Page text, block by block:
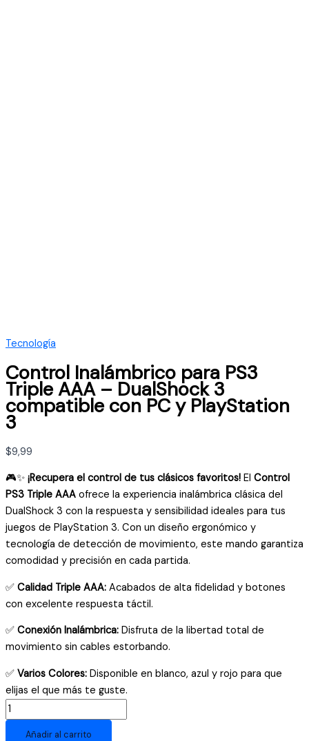
Tecnología
Control Inalámbrico para PS3
Triple AAA – DualShock 3
compatible con PC y PlayStation
3
$9,99
🎮✨ ¡Recupera el control de tus clásicos favoritos! El Control
PS3 Triple AAA ofrece la experiencia inalámbrica clásica del
DualShock 3 con la respuesta y sensibilidad ideales para tus
juegos de PlayStation 3. Con un diseño ergonómico y
tecnología de detección de movimiento, este mando garantiza
comodidad y precisión en cada partida.
✅ Calidad Triple AAA: Acabados de alta fidelidad y botones
con excelente respuesta táctil.
✅ Conexión Inalámbrica: Disfruta de la libertad total de
movimiento sin cables estorbando.
✅ Varios Colores: Disponible en blanco, azul y rojo para que
elijas el que más te guste.
Control
Inalámbrico
Añadir al carrito